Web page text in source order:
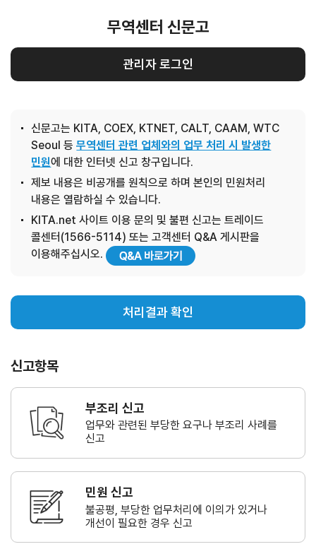
무역센터 신문고
관리자 로그인
신문고는 KITA, COEX, KTNET, CALT, CAAM, WTC
Seoul 등무역센터 관련 업체와의 업무 처리 시 발생한
민원에 대한 인터넷 신고 창구입니다.
제보 내용은 비공개를 원칙으로 하며 본인의 민원처리
내용은 열람하실 수 있습니다.
KITA.net 사이트 이용 문의 및 불편 신고는 트레이드
콜센터(1566-5114) 또는 고객센터 Q&A 게시판을
이용해주십시오.
처리결과 확인
신고항목
부조리 신고
업무와 관련된 부당한 요구나 부조리 사례를
신고
민원 신고
불공평, 부당한 업무처리에 이의가 있거나
개선이 필요한 경우 신고